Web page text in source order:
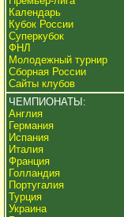
Календарь
Кубок России
Суперкубок
ФНЛ
Молодежный турнир
Сборная России
Сайты клубов
ЧЕМПИОНАТЫ:
Англия
Германия
Испания
Италия
Франция
Голландия
Португалия
Турция
Украина